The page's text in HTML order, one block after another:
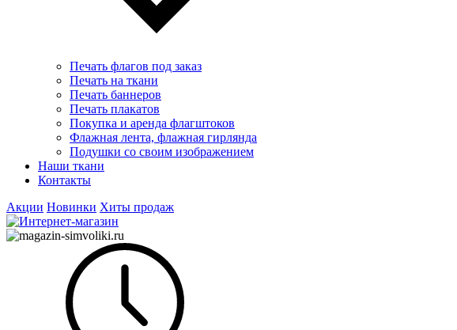
Печать флагов под заказ
Печать на ткани
Печать баннеров
Печать плакатов
Покупка и аренда флагштоков
Флажная лента, флажная гирлянда
Подушки со своим изображением
Наши ткани
Контакты
Акции Новинки Хиты продаж